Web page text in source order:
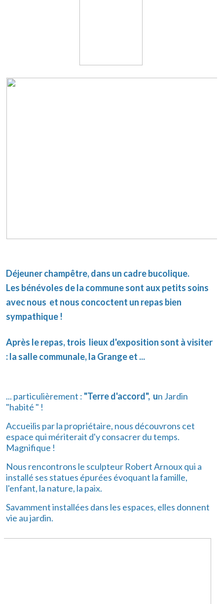
Déjeuner champêtre, dans un cadre bucolique.
Les bénévoles de la commune sont aux petits soins
avec nous et nous concoctent un repas bien
sympathique !
Après le repas, trois lieux d'exposition sont à visiter
: la salle communale, la Grange et ...
... particulièrement : "Terre d'accord", un Jardin
"habité " !
Accueilis par la propriétaire, nous découvrons cet
espace qui mériterait d'y consacrer du temps.
Magnifique !
Nous rencontrons le sculpteur Robert Arnoux qui a
installé ses statues épurées évoquant la famille,
l'enfant, la nature, la paix.
Savamment installées dans les espaces, elles donnent
vie au jardin.